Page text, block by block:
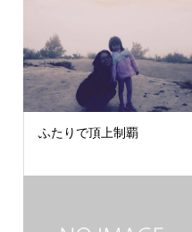
ふたりで頂上制覇